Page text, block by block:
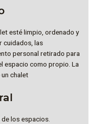
esté limpio, ordenado y
cuidados, las
personal retirado para
espacio como propio. La
chalet
los espacios.